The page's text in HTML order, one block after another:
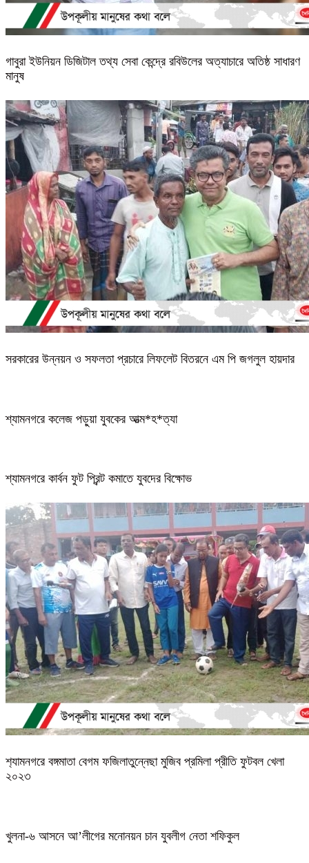
গাবুরা ইউনিয়ন ডিজিটাল তথ্য সেবা কেন্দ্রে রবিউলের অত্যাচারে অতিষ্ঠ সাধারণ
মানুষ
সরকারের উন্নয়ন ও সফলতা প্রচারে লিফলেট বিতরনে এম পি জগলুল হায়দার
শ্যামনগরে কলেজ পড়ুয়া যুবকের আত্ম*হ*ত্যা
শ্যামনগরে কার্বন ফুট প্রিন্ট কমাতে যুবদের বিক্ষোভ
শ‍্যামনগরে বঙ্গমাতা বেগম ফজিলাতুন্নেছা মুজিব প্রমিলা প্রীতি ফুটবল খেলা
২০২৩
খুলনা-৬ আসনে আ’লীগের মনোনয়ন চান যুবলীগ নেতা শফিকুল